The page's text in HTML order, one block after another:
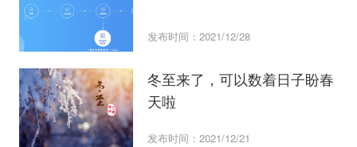
发布时间：2021/12/28
冬至来了，可以数着日子盼春
天啦
发布时间：2021/12/21